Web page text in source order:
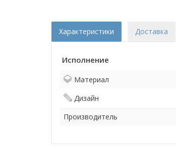
Характеристики Доставка
Исполнение
Материал
Дизайн
Производитель